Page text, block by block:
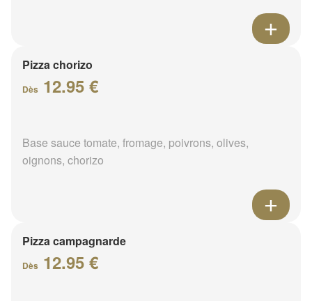
Pizza chorizo
Dès 12.95 €
Base sauce tomate, fromage, poivrons, olives,
oignons, chorizo
Pizza campagnarde
Dès 12.95 €